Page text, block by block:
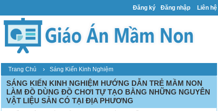
Đăng ký Đăng nhập Liên hệ
Trang Chủ › Sáng Kiến Kinh Nghiệm
SÁNG KIẾN KINH NGHIỆM HƯỚNG DẪN TRẺ MẦM NON
LÀM ĐỒ DÙNG ĐỒ CHƠI TỰ TẠO BẰNG NHỮNG NGUYÊN
VẬT LIỆU SẴN CÓ TẠI ĐỊA PHƯƠNG